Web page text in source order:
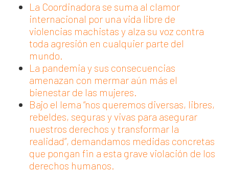
La Coordinadora se suma al clamor
internacional por una vida libre de
violencias machistas y alza su voz contra
toda agresión en cualquier parte del
mundo.
La pandemia y sus consecuencias
amenazan con mermar aún más el
bienestar de las mujeres.
Bajo el lema “nos queremos diversas, libres,
rebeldes, seguras y vivas para asegurar
nuestros derechos y transformar la
realidad”, demandamos medidas concretas
que pongan fin a esta grave violación de los
derechos humanos.